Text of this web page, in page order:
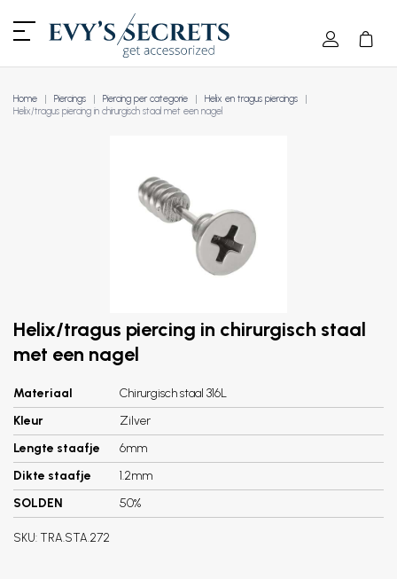
Home Piercings Piercing per categorie
Helix en tragus piercings
Helix/tragus piercing in chirurgisch staal met een nagel
Helix/tragus piercing in chirurgisch staal
met een nagel
Materiaal
Chirurgisch staal 316L
Kleur
Zilver
Lengte staafje
6mm
Dikte staafje
1.2mm
SOLDEN
50%
SKU: TRA.STA.272